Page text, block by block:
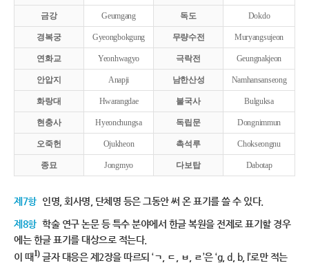
금강 Geumgang 독도 Dokdo
경복궁 Gyeongbokgung 무량수전 Muryangsujeon
연화교 Yeonhwagyo 극락전 Geungnakjeon
안압지 Anapji 남한산성 Namhansanseong
화랑대 Hwarangdae 불국사 Bulguksa
현충사 Hyeonchungsa 독립문 Dongnimmun
오죽헌 Ojukheon 촉석루 Chokseongnu
종묘 Jongmyo 다보탑 Dabotap
제7항 인명, 회사명, 단체명 등은 그동안 써 온 표기를 쓸 수 있다.
제8항 학술 연구 논문 등 특수 분야에서 한글 복원을 전제로 표기할 경우
에는 한글 표기를 대상으로 적는다.
이 때1)글자 대응은 제2장을 따르되 ‘ㄱ, ㄷ, ㅂ, ㄹ’은 ‘g, d, b, l’로만 적는